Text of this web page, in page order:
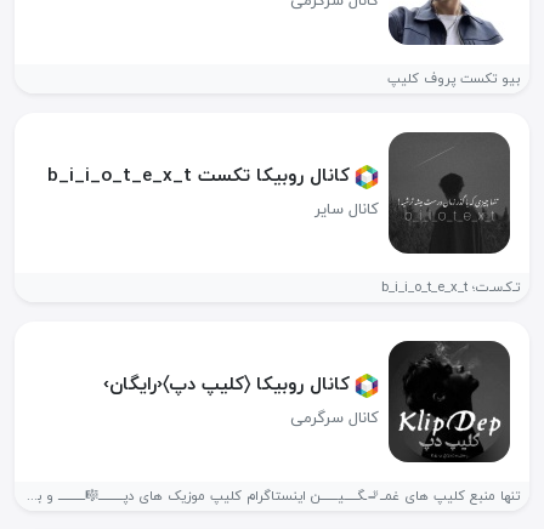
بیو تکست پروف کلیپ
کانال روبیکا تکست b_i_i_o_t_e_x_t
کانال سایر
تـ‌کـ‌سـ‌ت؛ b_i_i_o_t_e_x_t
کانال روبیکا ‌〈کلیپ دپ〉‹رایگان›
کانال سرگرمی
تنها منبع کلیپ های غمــ🚬ـگـــــیـــــــن اینستاگرام کلیپ موزیک های دپــــــــــ🎼ـــــــــــ و با...